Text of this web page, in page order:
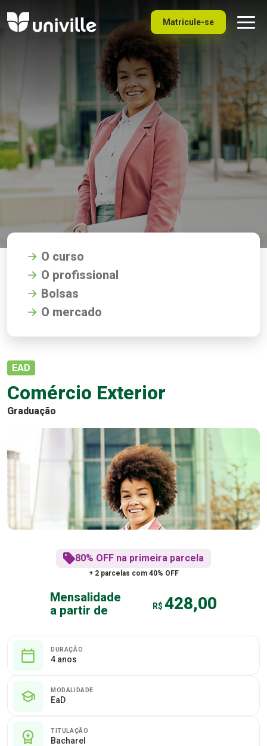
Matricule-se
O curso
O profissional
Bolsas
O mercado
EAD
Comércio Exterior
Graduação
80% OFF na primeira parcela
+ 2 parcelas com 40% OFF
Mensalidade
a partir de
R$ 428,00
DURAÇÃO
4 anos
MODALIDADE
EaD
TITULAÇÃO
Bacharel